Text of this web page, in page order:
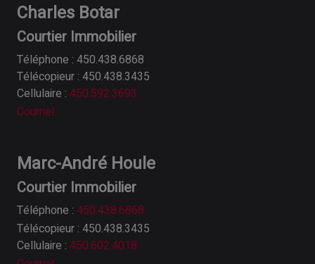
Charles Botar
Courtier Immobilier
Téléphone : 450.438.6868
Télécopieur : 450.438.3435
Cellulaire : 450.592.3693
Courriel
Marc-André Houle
Courtier Immobilier
Téléphone : 450.438.6868
Télécopieur : 450.438.3435
Cellulaire : 450.602.4018